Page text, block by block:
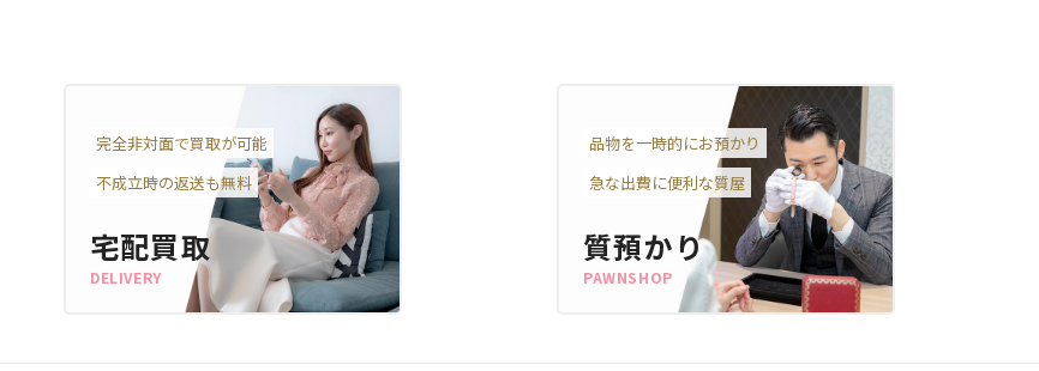
宅配買取
DELIVERY
完全非対面で買取が可能
不成立時の返送も無料
質預かり
PAWNSHOP
品物を一時的にお預かり
急な出費に便利な質屋